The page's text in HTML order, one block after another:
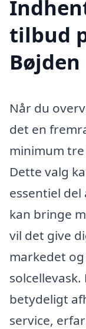
tilbud
Bøjden
Når du
det en
minimum
Dette valg
essentiel
kan bringe
vil det give
markedet
betydeligt
service,